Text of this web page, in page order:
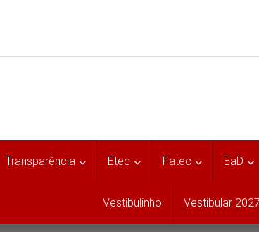
Transparência Etec Fatec EaD
Vestibulinho Vestibular 2027